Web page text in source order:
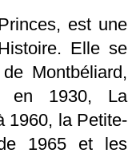
est une
Elle se
Montbéliard,
en 1930, La
1960, la Petite-
1965 et les